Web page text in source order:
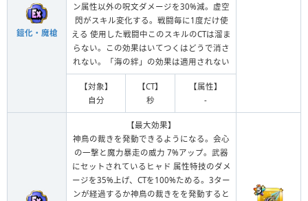
鎧化・魔槍
ン属性以外の呪文ダメージを30%減。虚空
閃がスキル変化する。戦闘毎に1度だけ使
える 使用した戦闘中このスキルのCTは溜ま
らない。この効果はいてつくはどうで消さ
れない。「海の絆」の効果は適用されない
【対象】
自分
【CT】
秒
【属性】
-
【最大効果】
神鳥の裁きを発動できるようになる。会心
の一撃と魔力暴走の威力 7%アップ。武器
にセットされているヒャド 属性特技のダメ
ージを35%上げ、CTを100%ためる。3ター
ンが経過するか神鳥の裁きをを発動すると